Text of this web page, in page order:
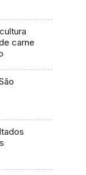
carne